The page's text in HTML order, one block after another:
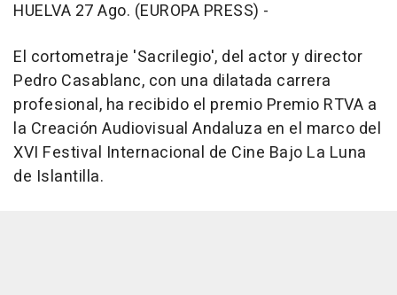
HUELVA 27 Ago. (EUROPA PRESS) -
El cortometraje 'Sacrilegio', del actor y director
Pedro Casablanc, con una dilatada carrera
profesional, ha recibido el premio Premio RTVA a
la Creación Audiovisual Andaluza en el marco del
XVI Festival Internacional de Cine Bajo La Luna
de Islantilla.